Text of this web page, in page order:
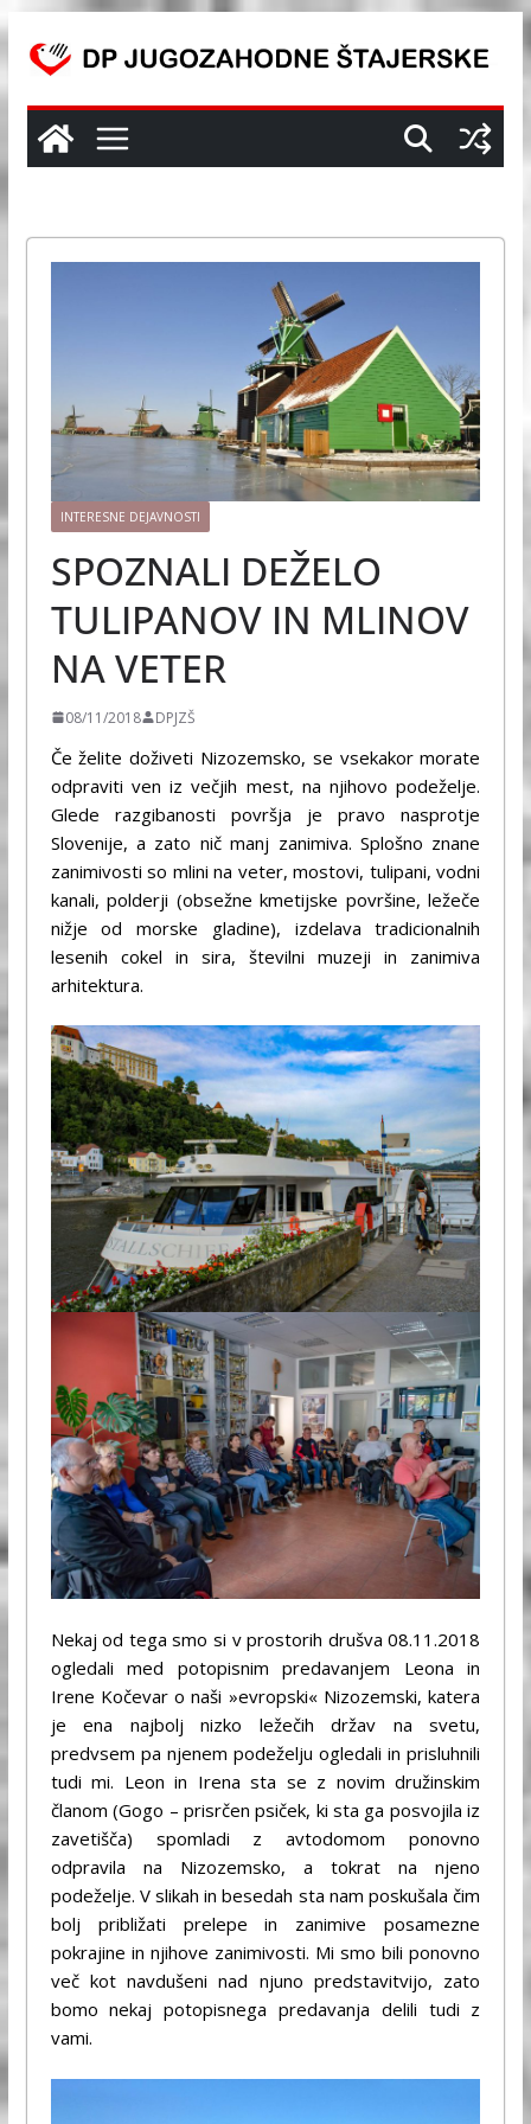
Skip
content
INTERESNE DEJAVNOSTI
SPOZNALI DEŽELO
TULIPANOV IN MLINOV
NA VETER
08/11/2018 DPJZŠ
Če želite doživeti Nizozemsko, se vsekakor morate
odpraviti ven iz večjih mest, na njihovo podeželje.
Glede razgibanosti površja je pravo nasprotje
Slovenije, a zato nič manj zanimiva. Splošno znane
zanimivosti so mlini na veter, mostovi, tulipani, vodni
kanali, polderji (obsežne kmetijske površine, ležeče
nižje od morske gladine), izdelava tradicionalnih
lesenih cokel in sira, številni muzeji in zanimiva
arhitektura.
Nekaj od tega smo si v prostorih drušva 08.11.2018
ogledali med potopisnim predavanjem Leona in
Irene Kočevar o naši »evropski« Nizozemski, katera
je ena najbolj nizko ležečih držav na svetu,
predvsem pa njenem podeželju ogledali in prisluhnili
tudi mi. Leon in Irena sta se z novim družinskim
članom (Gogo – prisrčen psiček, ki sta ga posvojila iz
zavetišča) spomladi z avtodomom ponovno
odpravila na Nizozemsko, a tokrat na njeno
podeželje. V slikah in besedah sta nam poskušala čim
bolj približati prelepe in zanimive posamezne
pokrajine in njihove zanimivosti. Mi smo bili ponovno
več kot navdušeni nad njuno predstavitvijo, zato
bomo nekaj potopisnega predavanja delili tudi z
vami.